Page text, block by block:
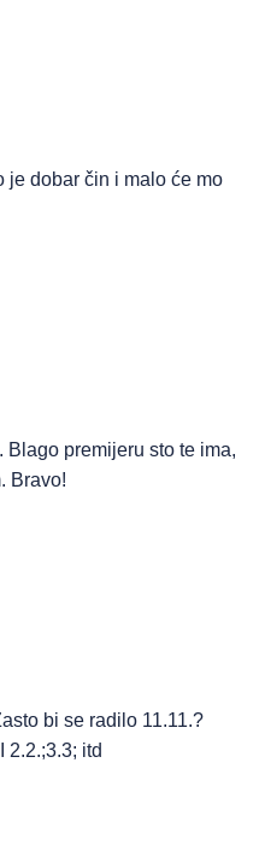
je dobar čin i malo će mo
premijeru sto te ima,
Bravo!
bi se radilo 11.11.?
2.2.;3.3; itd